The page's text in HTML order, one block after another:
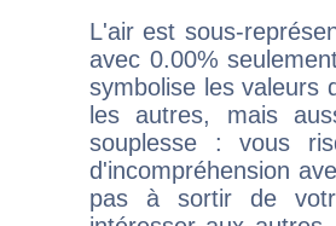
L'air est sous-
avec 0.00%
symbolise les valeurs
les autres, mais
souplesse : vous
d'incompréhension
pas à sortir de